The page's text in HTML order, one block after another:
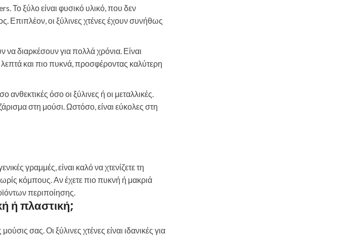
Το ξύλο είναι φυσικό υλικό, που δεν
Επιπλέον, οι ξύλινες χτένες έχουν συνήθως
να διαρκέσουν για πολλά χρόνια. Είναι
λεπτά και πιο πυκνά, προσφέροντας καλύτερη
ανθεκτικές όσο οι ξύλινες ή οι μεταλλικές.
στη μούσι. Ωστόσο, είναι εύκολες στη
γραμμές, είναι καλό να χτενίζετε τη
κόμπους. Αν έχετε πιο πυκνή ή μακριά
περιποίησης.
ή πλαστική;
σας. Οι ξύλινες χτένες είναι ιδανικές για